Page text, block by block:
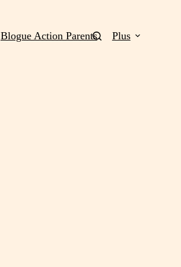
Blogue Action Parents Plus